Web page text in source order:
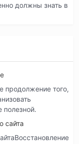
должны знать в
продолжение того,
сайта